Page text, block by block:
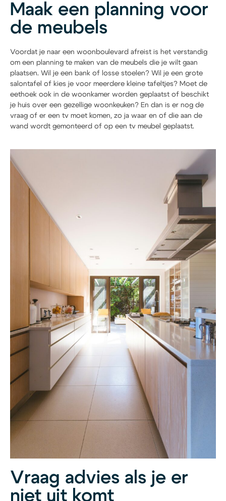
Maak een planning voor
de meubels
Voordat je naar een woonboulevard afreist is het verstandig
om een planning te maken van de meubels die je wilt gaan
plaatsen. Wil je een bank of losse stoelen? Wil je een grote
salontafel of kies je voor meerdere kleine tafeltjes? Moet de
eethoek ook in de woonkamer worden geplaatst of beschikt
je huis over een gezellige woonkeuken? En dan is er nog de
vraag of er een tv moet komen, zo ja waar en of die aan de
wand wordt gemonteerd of op een tv meubel geplaatst.
Vraag advies als je er
niet uit komt